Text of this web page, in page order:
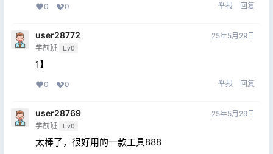
0 0 举报 回复
user28772
学前班 Lv0
25年5月29日
1】
0 0 举报 回复
user28769
学前班 Lv0
25年5月29日
太棒了，很好用的一款工具888